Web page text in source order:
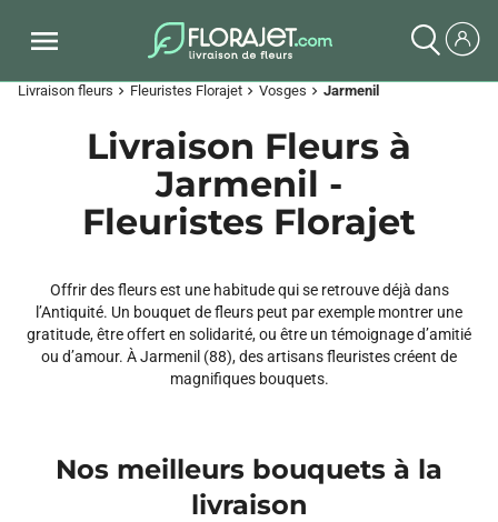
Livraison fleurs chevron_right Fleuristes Florajet chevron_right Vosges chevron_right Jarmenil
Livraison Fleurs à
Jarmenil -
Fleuristes Florajet
Offrir des fleurs est une habitude qui se retrouve déjà dans
l’Antiquité. Un bouquet de fleurs peut par exemple montrer une
gratitude, être offert en solidarité, ou être un témoignage d’amitié
ou d’amour. À Jarmenil (88), des artisans fleuristes créent de
magnifiques bouquets.
Nos meilleurs bouquets à la
livraison